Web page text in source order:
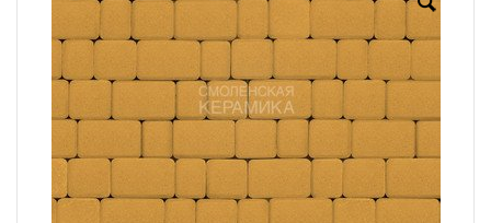
Сотрудничество
Галерея объектов